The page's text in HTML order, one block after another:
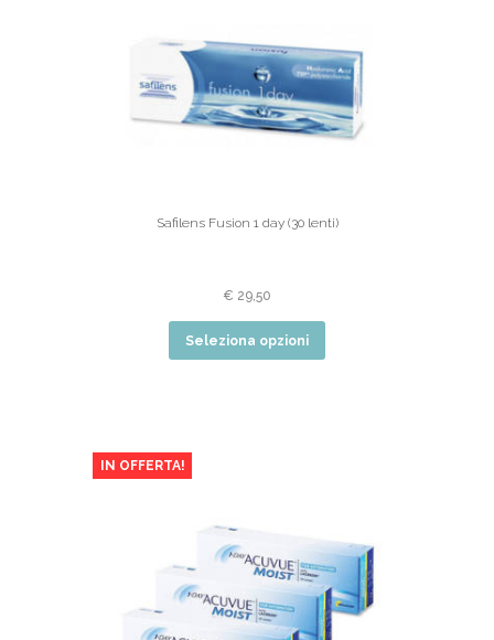
Safilens Fusion 1 day (30 lenti)
€ 29,50
Seleziona opzioni
IN OFFERTA!